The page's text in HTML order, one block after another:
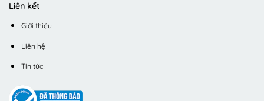
Liên kết
Giới thiệu
Liên hệ
Tin tức